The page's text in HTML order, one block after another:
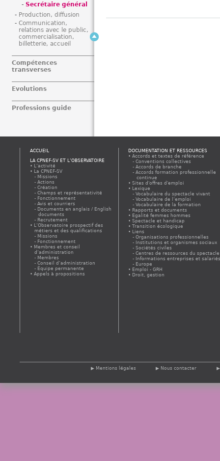
Secrétaire général
Production, diffusion
Communication,
relations avec le public,
commercialisation,
billetterie, accueil
Compétences
transverses
Evolutions
Professions guide
ACCUEIL
LA CPNEF-SV ET L’OBSERVATOIRE
L’activité
La CPNEF-SV
Missions
Actions
Création
Champs et représentativité
Fonctionnement
Avis et courriers
Documents en anglais / English
documents
Recrutement
L’Observatoire prospectif des
métiers et des qualifications
Missions
Fonctionnement
Membres et conseil
d’administration
Membres
Conseil d’administration
Équipe permanente
Appels à propositions
DOCUMENTATION ET RESSOURCES
Accords et textes de référence
Conventions collectives
Accords de branche
Accords formation professionnelle
continue
Sites d'offres d'emploi
Lexique
Vocabulaire du spectacle vivant
Vocabulaire de l’emploi
Vocabulaire de la formation
Rapports et documents
Egalité femmes hommes
Spectacle et handicap
Transition écologique
Liens
Organisations professionnelles
Institutions et organismes sociaux
Sociétés civiles
Centres de ressources du spectacle
Informations entreprises et
Europe
Emploi - GRH
Droit, gestion
Mentions légales Nous contacter